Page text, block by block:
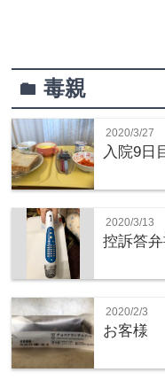
folder毒親
2020/3/27
入院9日
2020/3/13
控訴答
2020/2/3
お客様